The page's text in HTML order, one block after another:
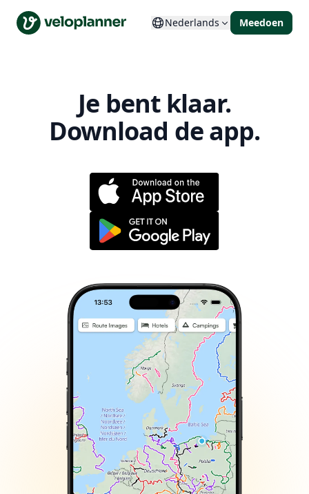
VeloPlanner Nederlands Meedoen
Je bent klaar.
Download de app.